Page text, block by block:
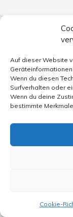
Auf dieser Website
Wenn du diesen
Surfverhalten oder
Wenn du deine
bestimmte
Cookie-
sagt:
Es wurde
ist, wenn jene
kritisieren,
profitiert doch
aus ihrem
Wären die
Währung der
anderen